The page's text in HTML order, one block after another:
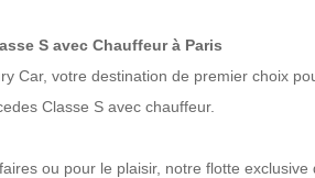
S avec Chauffeur à Paris
Car, votre destination de premier choix
Classe S avec chauffeur.
ou pour le plaisir, notre flotte